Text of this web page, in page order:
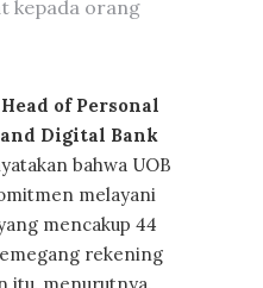
kepada orang
of Personal
Digital Bank
bahwa UOB
melayani
mencakup 44
rekening